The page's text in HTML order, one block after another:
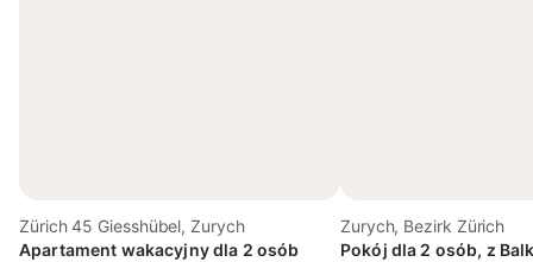
Zürich 45 Giesshübel, Zurych
Apartament wakacyjny dla 2 osób
Zurych, Bezirk Zürich
Pokój dla 2 osób, z